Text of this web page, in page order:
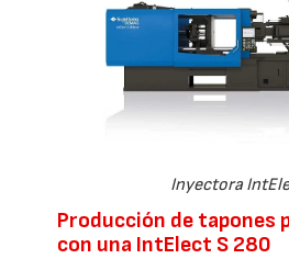
Inyectora
Producción de tapones
con una IntElect S 280